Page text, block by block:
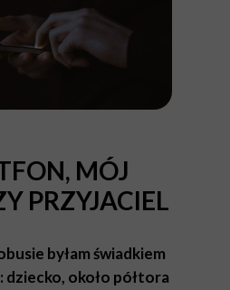
MÓJ
PRZYJACIEL
byłam świadkiem
około półtora